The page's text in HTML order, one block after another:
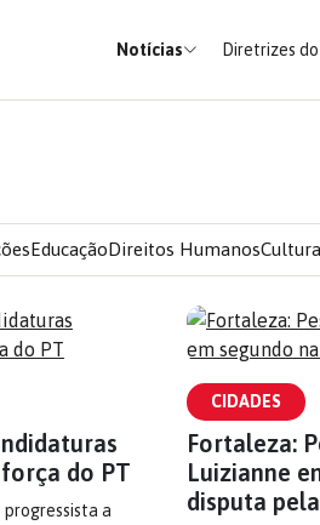
Notícias Diretrizes
EducaçãoDireitos HumanosCultura
do PT
progressista a
CIDADES
Fortaleza:
Luizianne
disputa